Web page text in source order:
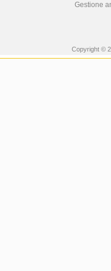
Gestione
Copyright ©